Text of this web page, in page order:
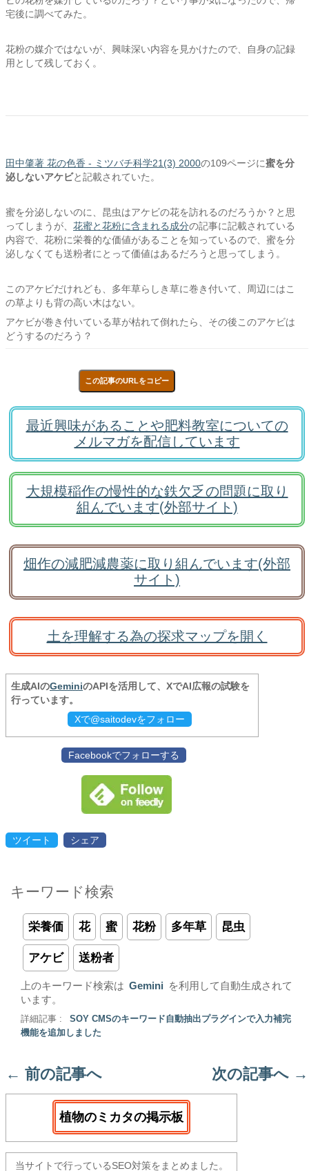
宅後に調べてみた。
花粉の媒介ではないが、興味深い内容を見かけたので、自身の記録
用として残しておく。
田中肇著 花の色香 - ミツバチ科学21(3) 2000の109ページに蜜を分
泌しないアケビと記載されていた。
蜜を分泌しないのに、昆虫はアケビの花を訪れるのだろうか？と思
ってしまうが、 花蜜と花粉に含まれる成分の記事に記載されている
内容で、花粉に栄養的な価値があることを知っているので、蜜を分
泌しなくても送粉者にとって価値はあるだろうと思ってしまう。
このアケビだけれども、多年草らしき草に巻き付いて、周辺にはこ
の草よりも背の高い木はない。
アケビが巻き付いている草が枯れて倒れたら、その後このアケビは
どうするのだろう？
この記事のURLをコピー
最近興味があることや肥料教室についての
メルマガを配信しています
大規模稲作の慢性的な鉄欠乏の問題に取り
組んでいます(外部サイト)
畑作の減肥減農薬に取り組んでいます(外部
サイト)
土を理解する為の探求マップを開く
生成AIのGeminiのAPIを活用して、XでAI広報の試験を
行っています。
Xで@saitodevをフォロー
Facebookでフォローする
ツイート シェア
キーワード検索
栄養価 花 蜜 花粉 多年草 昆虫
アケビ 送粉者
上のキーワード検索は Gemini
を利用して自動生成されて
います。
詳細記事 :
SOY CMSのキーワード自動抽出プラグインで入力補完
機能を追加しました
← 前の記事へ 次の記事へ →
植物のミカタの掲示板
当サイトで行っているSEO対策をまとめました。